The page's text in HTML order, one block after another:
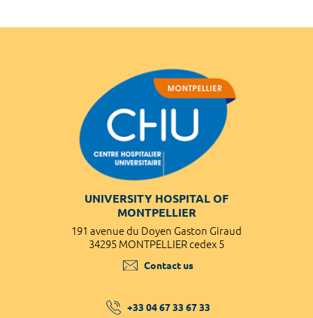
UNIVERSITY HOSPITAL OF
MONTPELLIER
191 avenue du Doyen Gaston Giraud
34295 MONTPELLIER cedex 5
Contact us
+33 04 67 33 67 33